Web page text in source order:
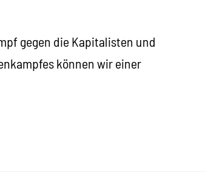
gegen die Kapitalisten und
können wir einer